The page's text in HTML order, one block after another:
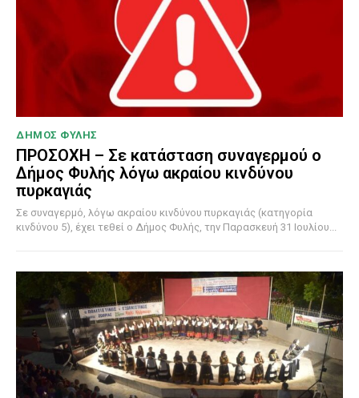
ΔΗΜΟΣ ΦΥΛΗΣ
ΠΡΟΣΟΧΗ – Σε κατάσταση συναγερμού ο
Δήμος Φυλής λόγω ακραίου κινδύνου
πυρκαγιάς
Σε συναγερμό, λόγω ακραίου κινδύνου πυρκαγιάς (κατηγορία
κινδύνου 5), έχει τεθεί ο Δήμος Φυλής, την Παρασκευή 31 Ιουλίου...